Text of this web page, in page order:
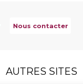
Nous contacter
AUTRES SITES